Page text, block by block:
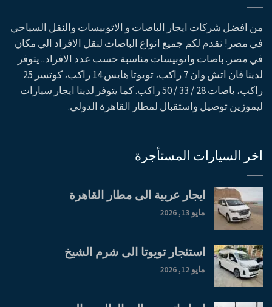
من افضل شركات ايجار الباصات و الاتوبيسات والنقل السياحي
في مصر! نقدم لكم جميع انواع الباصات لنقل الافراد الي مكان
في مصر. باصات واتوبيسات مناسبة حسب عدد الافراد.. يتوفر
لدينا فان اتش وان 7 راكب، تويوتا هايس 14 راكب، كوتسر 25
راكب، باصات 28 / 33 / 50 راكب. كما يتوفر لدينا ايجار سيارات
ليموزين توصيل واستقبال لمطار القاهرة الدولي.
اخر السيارات المستأجرة
ايجار عربية الى مطار القاهرة
مايو 13, 2026
استئجار تويوتا الى شرم الشيخ
مايو 12, 2026